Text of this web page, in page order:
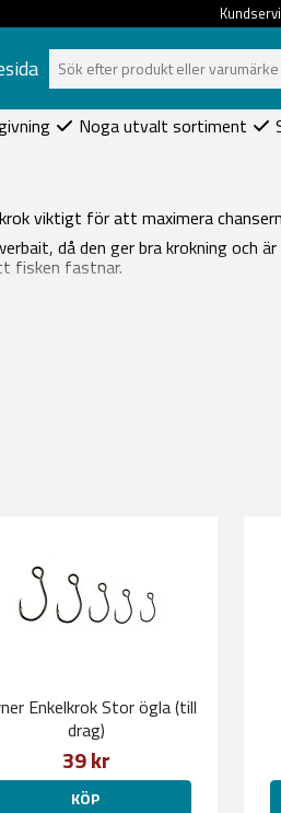
Noga utvalt sortiment
viktigt för att maximera
då den ger bra krokning och
fisken fastnar.
Enkelkrok Stor ögla (till
drag)
39 kr
KÖP